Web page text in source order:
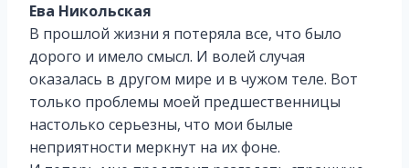
Ева Никольская
В прошлой жизни я потеряла все, что было
дорого и имело смысл. И волей случая
оказалась в другом мире и в чужом теле. Вот
только проблемы моей предшественницы
настолько серьезны, что мои былые
неприятности меркнут на их фоне.